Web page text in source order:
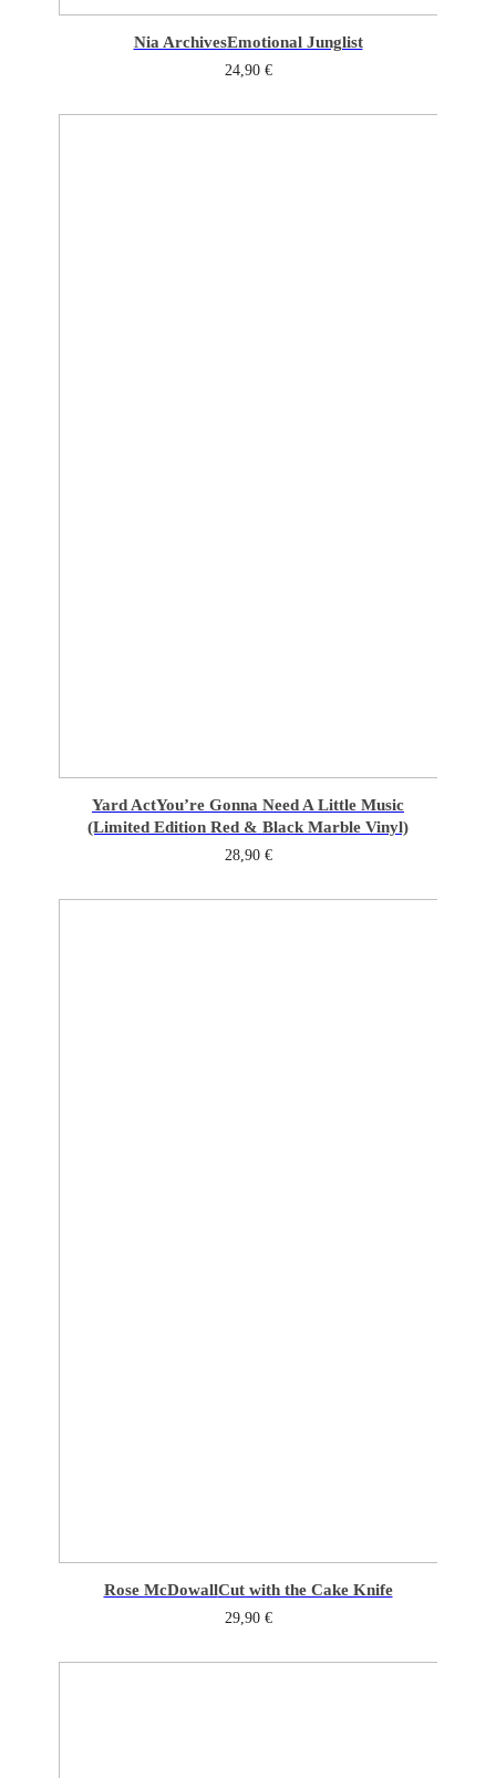
Nia ArchivesEmotional Junglist
24,90 €
Yard ActYou’re Gonna Need A Little Music
(Limited Edition Red & Black Marble Vinyl)
28,90 €
Rose McDowallCut with the Cake Knife
29,90 €